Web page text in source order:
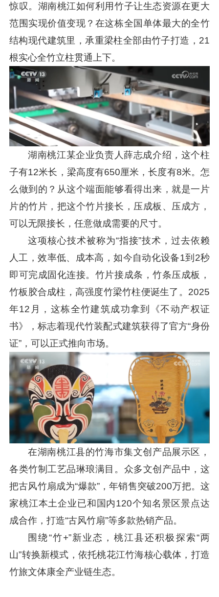
惊叹。湖南桃江如何利用竹子让生态资源在更大
范围实现价值变现？在这栋全国单体最大的全竹
结构现代建筑里，承重梁柱全部由竹子打造，21
根实心全竹立柱贯通上下。
湖南桃江某企业负责人薛志成介绍，这个柱
子有12米长，梁高度有650厘米，长度有8米。怎
么做到的？从这个端面能够看得出来，就是一片
片的竹片，把这个竹片接长，压成板、压成方，
可以无限接长，任意做成需要的尺寸。
这项核心技术被称为“指接”技术，过去依赖
人工，效率低、成本高，如今自动化设备1到2秒
即可完成固化连接。竹片接成条，竹条压成板，
竹板胶合成柱，高强度竹梁竹柱便诞生了。2025
年12月，这栋全竹建筑成功拿到《不动产权证
书》，标志着现代竹装配式建筑获得了官方“身份
证”，可以正式推向市场。
在湖南桃江县的竹海市集文创产品展示区，
各类竹制工艺品琳琅满目。众多文创产品中，这
把古风竹扇成为“爆款”，年销售突破200万把。这
家桃江本土企业已和国内120个知名景区景点达
成合作，打造“古风竹扇”等多款热销产品。
围绕“竹+”新业态，桃江县还积极探索“两
山”转换新模式，依托桃花江竹海核心载体，打造
竹旅文体康全产业链生态。